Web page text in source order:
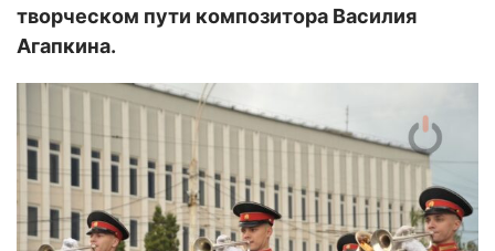
творческом пути композитора Василия
Агапкина.